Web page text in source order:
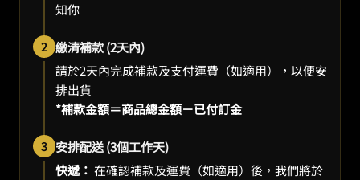
知你
2 繳清補款 (2天內)
請於2天內完成補款及支付運費（如適用），以便安
排出貨
*補款金額＝商品總金額－已付訂金
3 安排配送 (3個工作天)
快遞： 在確認補款及運費（如適用）後，我們將於